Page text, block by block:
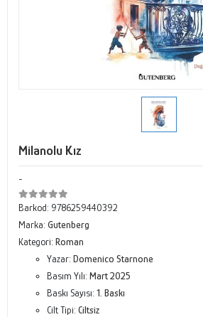
Milanolu Kız
-
Barkod: 9786259440392
Marka: Gutenberg
Kategori: Roman
Yazar: Domenico Starnone
Basım Yılı: Mart 2025
Baskı Sayısı: 1. Baskı
Cilt Tipi: Ciltsiz